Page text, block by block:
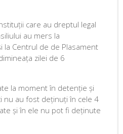
care au dreptul legal
au mers la
la Centrul de de Plasament
zilei de 6
la moment în detenție și
nu au fost deținuți în cele 4
și în ele nu pot fi deținute